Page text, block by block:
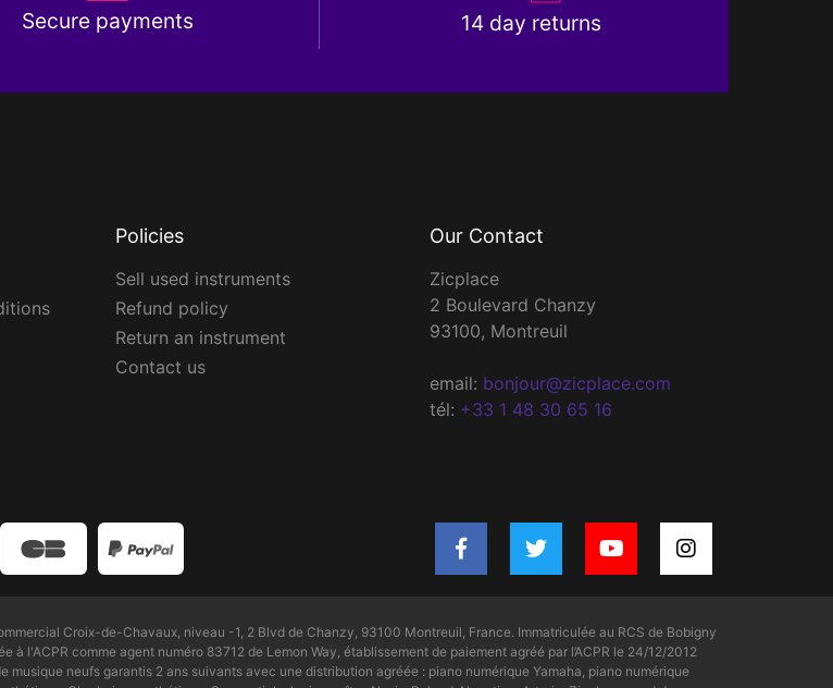
Secure payments 14 day returns
Policies
Sell used instruments
Refund policy
Return an instrument
Contact us
Our Contact
Zicplace
2 Boulevard Chanzy
93100, Montreuil
email: bonjour@zicplace.com
tél: +33 1 48 30 65 16
Croix-de-Chavaux, niveau -1, 2 Blvd de Chanzy, 93100 Montreuil, France. Immatriculée au RCS de Bobigny
l'ACPR comme agent numéro 83712 de Lemon Way, établissement de paiement agréé par l’ACPR le 24/12/2012
neufs garantis 2 ans suivants avec une distribution agréée : piano numérique Yamaha, piano numérique